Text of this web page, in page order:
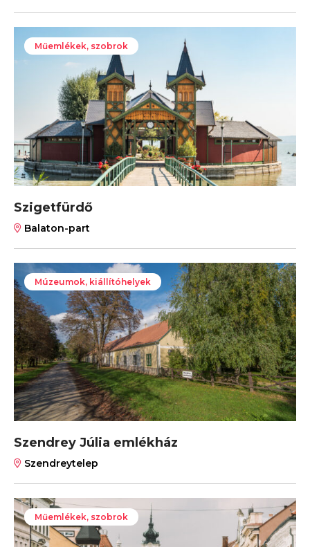
Műemlékek, szobrok
Szigetfürdő
Balaton-part
Múzeumok, kiállítóhelyek
Szendrey Júlia emlékház
Szendreytelep
Műemlékek, szobrok